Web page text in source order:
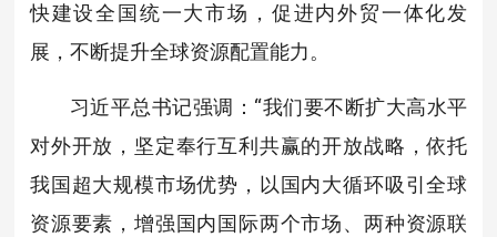
快建设全国统一大市场，促进内外贸一体化发
展，不断提升全球资源配置能力。
习近平总书记强调：“我们要不断扩大高水平
对外开放，坚定奉行互利共赢的开放战略，依托
我国超大规模市场优势，以国内大循环吸引全球
资源要素，增强国内国际两个市场、两种资源联